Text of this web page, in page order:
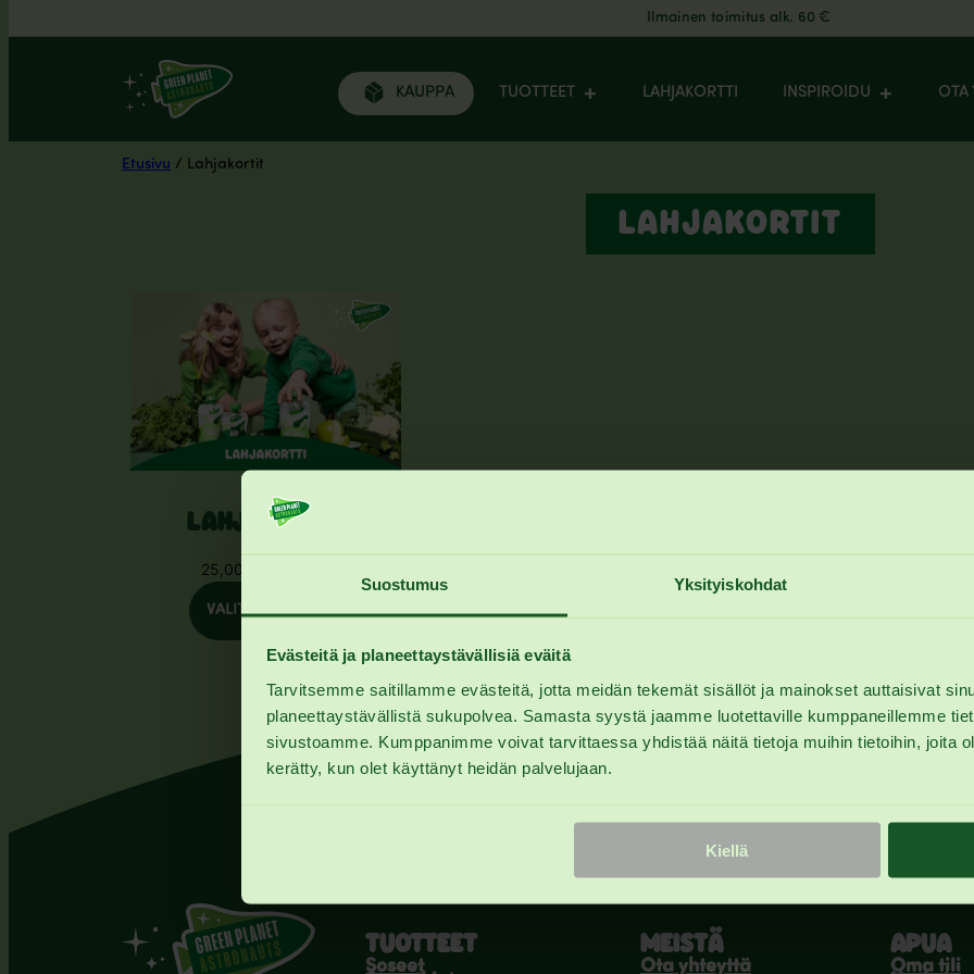
Suostumus Yksityiskohdat
Evästeitä ja planeettaystävällisiä eväitä
Tarvitsemme saitillamme evästeitä, jotta meidän tekemät sisällöt ja mainokset auttaisivat
planeettaystävällistä sukupolvea. Samasta syystä jaamme luotettaville kumppaneillemme
sivustoamme. Kumppanimme voivat tarvittaessa yhdistää näitä tietoja muihin tietoihin, joita
kerätty, kun olet käyttänyt heidän palvelujaan.
Kiellä
Ilmainen toimitus alk. 60 €
KAUPPA TUOTTEET LAHJAKORTTI INSPIROIDU OTA
Etusivu / Lahjakortit
LAHJAKORTIT
LAHJAKORTTI
25,00
25,00 €
–
VALITSE SUMMA
TUOTTEET
Soseet
MEISTÄ
Ota yhteyttä
APUA
Oma tili